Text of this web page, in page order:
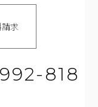
求
818